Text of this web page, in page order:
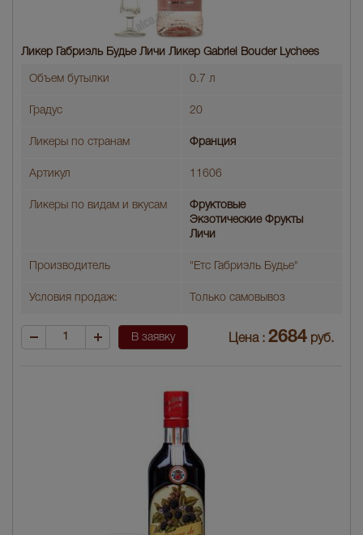
Ликер Габриэль Будье Личи Ликер Gabriel Bouder Lychees
Объем бутылки 0.7 л
Градус 20
Ликеры по странам Франция
Артикул 11606
Ликеры по видам и вкусам
Фруктовые
Экзотические Фрукты
Личи
Производитель "Етс Габриэль Будье"
Условия продаж: Только самовывоз
В заявку Цена : 2684 руб.